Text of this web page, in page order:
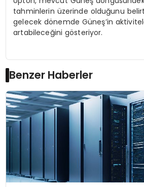
tahminlerin üzerinde olduğunu
gelecek dönemde Güneş’in
artabileceğini gösteriyor.
Benzer Haberler